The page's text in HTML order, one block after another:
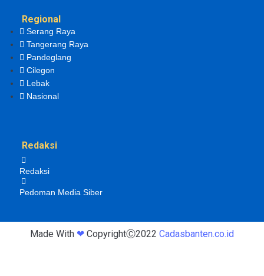
Regional
Serang Raya
Tangerang Raya
Pandeglang
Cilegon
Lebak
Nasional
Redaksi
Redaksi
Pedoman Media Siber
Made With ❤ CopyrightⒸ2022 Cadasbanten.co.id